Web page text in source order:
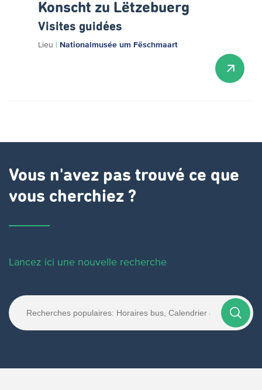
Konscht zu Lëtzebuerg
Visites guidées
Lieu | Nationalmusée um Fëschmaart
Vous n'avez pas trouvé ce que
vous cherchiez ?
Lancez ici une nouvelle recherche